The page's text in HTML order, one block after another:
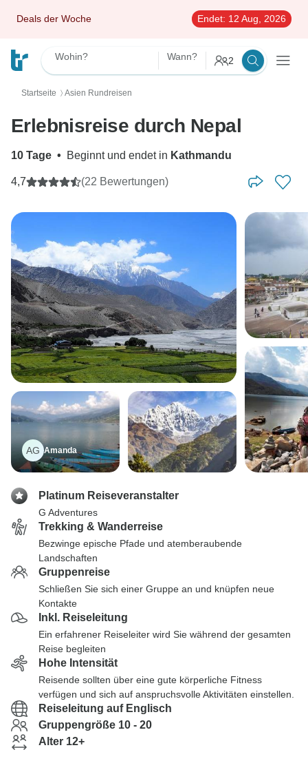
Deals der Woche Endet: 12 Aug, 2026
Wohin? Wann? 2
Startseite 〉 Asien Rundreisen
Erlebnisreise durch Nepal
10 Tage • Beginnt und endet in Kathmandu
4,7 (22 Bewertungen)
AG Amanda
Platinum Reiseveranstalter
G Adventures
Trekking & Wanderreise
Bezwinge epische Pfade und atemberaubende
Landschaften
Gruppenreise
Schließen Sie sich einer Gruppe an und knüpfen neue
Kontakte
Inkl. Reiseleitung
Ein erfahrener Reiseleiter wird Sie während der gesamten
Reise begleiten
Hohe Intensität
Reisende sollten über eine gute körperliche Fitness
verfügen und sich auf anspruchsvolle Aktivitäten einstellen.
Reiseleitung auf Englisch
Gruppengröße 10 - 20
Alter 12+